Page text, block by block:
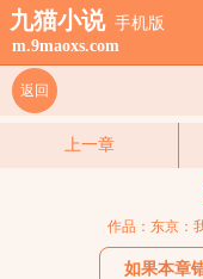
九猫小说 手机版
m.9maoxs.com
返回
上一章
作品：东京：
如果本章